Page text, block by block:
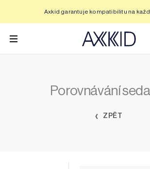
obsah
Axkid garantuje kompatibilitu na
Porovnávání
ZPĚT